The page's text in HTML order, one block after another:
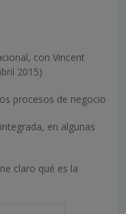
con Vincent
2015)
procesos de negocio
en algunas
claro qué es la